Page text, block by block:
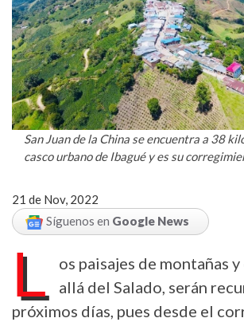
San Juan de la China se encuentra a 38
casco urbano de Ibagué y es su
21 de Nov, 2022
Síguenos en Google News
L
os paisajes de montañas
allá del Salado, serán
próximos días, pues desde el